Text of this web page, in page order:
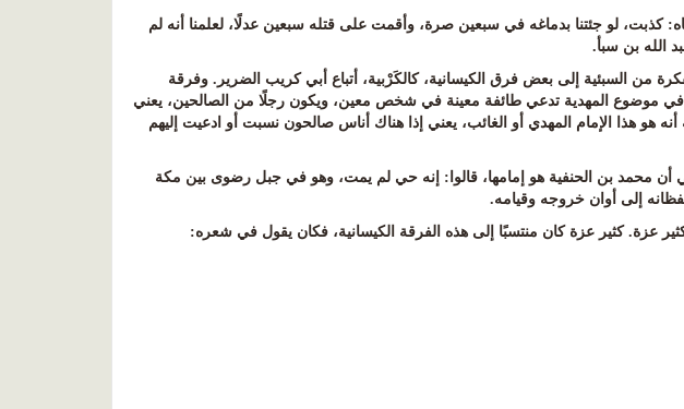
كذبت، لو جئتنا بدماغه في سبعين صرة، وأقمت على قتله سبعين عدلًا، لعلمنا أنه لم
الله بن سبأ.
من السبئية إلى بعض فرق الكيسانية، كالكَرْبية، أتباع أبي كريب الضرير. وفرقة
في موضوع المهدية تدعي طائفة معينة في شخص معين، ويكون رجلًا من الصالحين، يعني
هو هذا الإمام المهدي أو الغائب، يعني إذا هناك أناس صالحون نسبت أو ادعيت إليهم
أن محمد بن الحنفية هو إمامها، قالوا: إنه حي لم يمت، وهو في جبل رضوى بين مكة
إلى أوان خروجه وقيامه.
عزة. كثير عزة كان منتسبًا إلى هذه الفرقة الكيسانية، فكان يقول في شعره: